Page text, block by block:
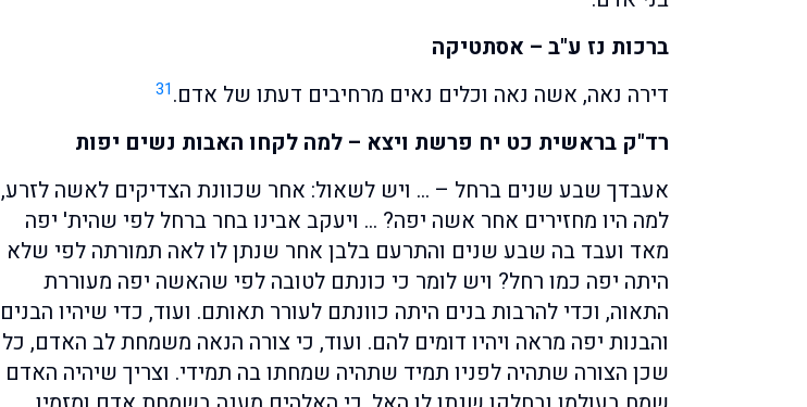
ברכות נז ע"ב – אסתטיקה
דירה נאה, אשה נאה וכלים נאים מרחיבים דעתו של אדם.31
רד"ק בראשית כט יח פרשת ויצא – למה לקחו האבות נשים יפות
אעבדך שבע שנים ברחל – … ויש לשאול: אחר שכוונת הצדיקים לאשה לזרע,
למה היו מחזירים אחר אשה יפה? … ויעקב אבינו בחר ברחל לפי שהית' יפה
מאד ועבד בה שבע שנים והתרעם בלבן אחר שנתן לו לאה תמורתה לפי שלא
היתה יפה כמו רחל? ויש לומר כי כונתם לטובה לפי שהאשה יפה מעוררת
התאוה, וכדי להרבות בנים היתה כוונתם לעורר תאותם. ועוד, כדי שיהיו הבנים
והבנות יפה מראה ויהיו דומים להם. ועוד, כי צורה הנאה משמחת לב האדם, כל
שכן הצורה שתהיה לפניו תמיד שתהיה שמחתו בה תמידי. וצריך שיהיה האדם